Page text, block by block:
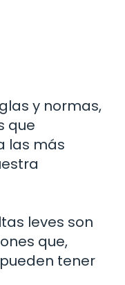
y normas,
que
las más
leves son
que,
tener